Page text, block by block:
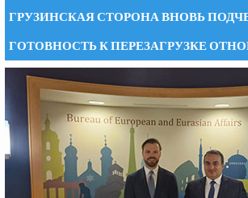
ГРУЗИНСКАЯ СТОРОНА ВНОВЬ
ГОТОВНОСТЬ К ПЕРЕЗАГРУЗКЕ